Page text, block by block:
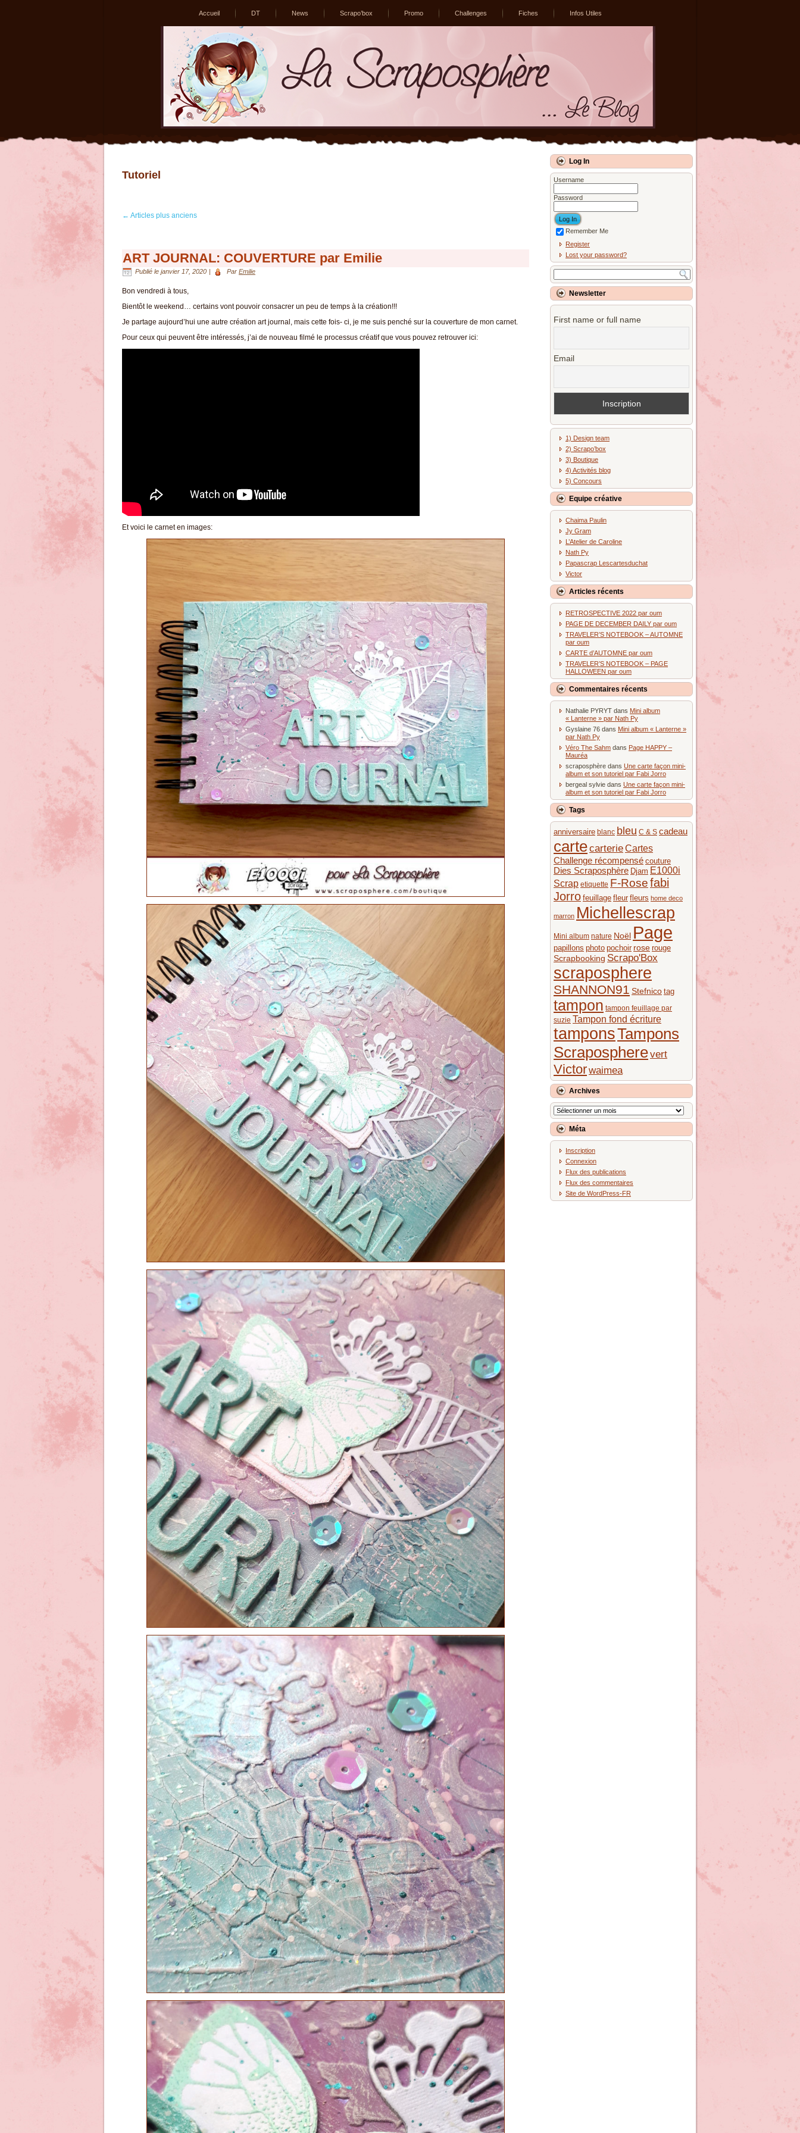
Accueil DT News Scrapo’box Promo Challenges Fiches Infos Utiles
Tutoriel
← Articles plus anciens
ART JOURNAL: COUVERTURE par Emilie
Publié le janvier 17, 2020 | Par Emilie
Bon vendredi à tous,
Bientôt le weekend… certains vont pouvoir consacrer un peu de temps à la création!!!
Je partage aujourd’hui une autre création art journal, mais cette fois- ci, je me suis penché sur la couverture de mon carnet.
Pour ceux qui peuvent être intéressés, j’ai de nouveau filmé le processus créatif que vous pouvez retrouver ici:
Et voici le carnet en images:
Log In
Username
Password
Remember Me
Register
Lost your password?
Newsletter
First name or full name
Email
1) Design team
2) Scrapo’box
3) Boutique
4) Activités blog
5) Concours
Equipe créative
Chaima Paulin
Jy Gram
L’Atelier de Caroline
Nath Py
Papascrap Lescartesduchat
Victor
Articles récents
RETROSPECTIVE 2022 par oum
PAGE DE DECEMBER DAILY par oum
TRAVELER’S NOTEBOOK – AUTOMNE
par oum
CARTE d’AUTOMNE par oum
TRAVELER’S NOTEBOOK – PAGE
HALLOWEEN par oum
Commentaires récents
Nathalie PYRYT dans Mini album
« Lanterne » par Nath Py
Gyslaine 76 dans Mini album « Lanterne »
par Nath Py
Véro The Sahm dans Page HAPPY –
Mauréa
scraposphère dans Une carte façon mini-
album et son tutoriel par Fabi Jorro
bergeal sylvie dans Une carte façon mini-
album et son tutoriel par Fabi Jorro
Tags
anniversaire blanc bleu C & S cadeau
cartecarterieCartes
Challenge récompensé couture
Dies Scraposphère Djam E1000i
Scrap etiquette F-Rosefabi
Jorro feuillage fleur fleurs home deco
marron Michellescrap
Mini album nature Noël Page
papillons photo pochoir rose rouge
Scrapbooking Scrapo'Box
scraposphere
SHANNON91 Stefnico tag
tampon tampon feuillage par
suzie Tampon fond écriture
tamponsTampons
Scrapospherevert
Victorwaimea
Archives
Archives
Méta
Inscription
Connexion
Flux des publications
Flux des commentaires
Site de WordPress-FR